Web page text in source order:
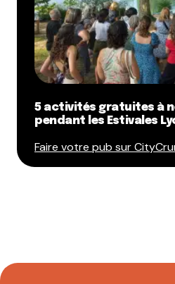
5 activités gratuites à
pendant les Estivales
Faire votre pub sur